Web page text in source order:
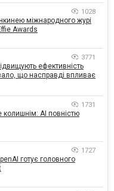
1028
міжнародного журі
Awards
3771
ефективність
що насправді впливає
1731
колишнім: AI повністю
1727
готує головного